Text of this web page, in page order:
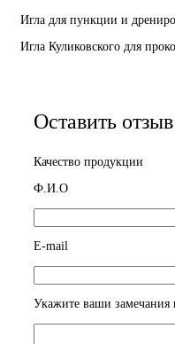
Игла для пункции и
Игла Куликовского для
Оставить
Качество продукции
Ф.И.О
E-mail
Укажите ваши замечания